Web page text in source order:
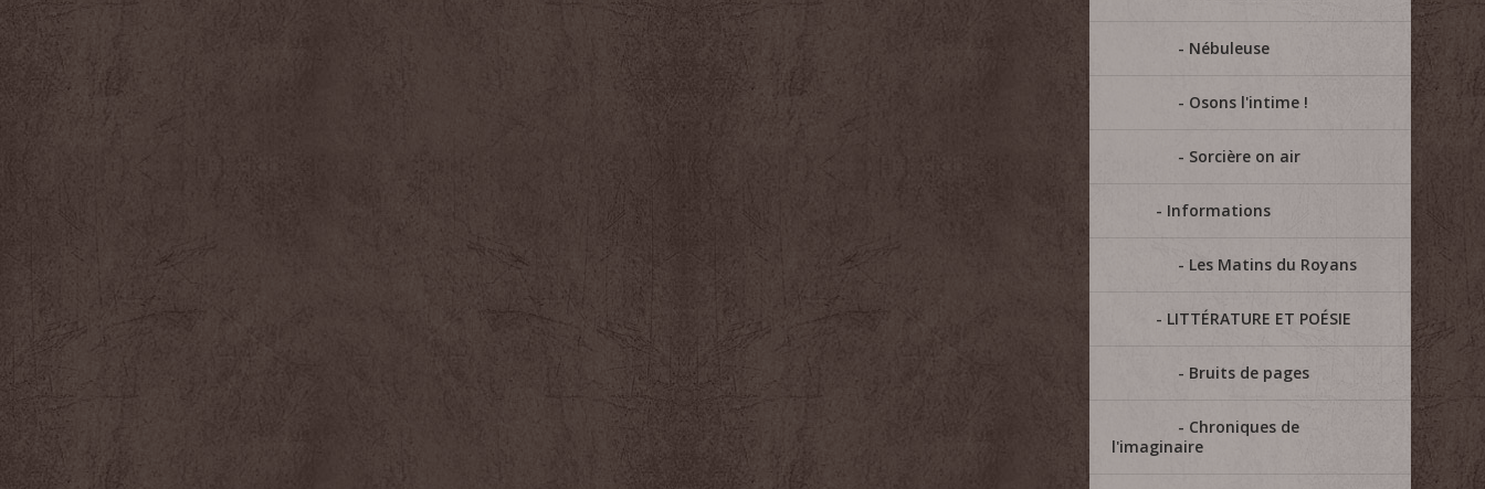
Nébuleuse
Osons l'intime !
Sorcière on air
Informations
Les Matins du Royans
LITTÉRATURE ET POÉSIE
Bruits de pages
Chroniques de
l'imaginaire